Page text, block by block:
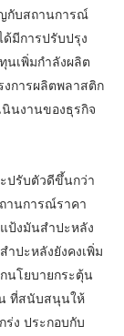
กับสถานการณ์
มีการปรับปรุง
นเพิ่มกำลังผลิต
งการผลิตพลาสติก
นินงานของธุรกิจ
ปรับตัวดีขึ้นกว่า
านการณ์ราคา
ป้งมันสำปะหลัง
ปะหลังยังคงเพิ่ม
นโยบายกระตุ้น
น ที่สนับสนุนให้
ร่ง ประกอบกับ